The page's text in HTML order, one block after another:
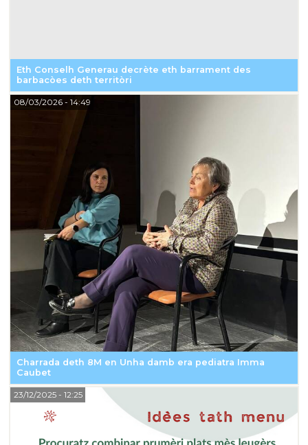
Eth Conselh Generau decrète eth barrament des
barbacòes deth territòri
Charrada deth 8M en Unha damb era pediatra Imma
Caubet
08/03/2026- 14:49
23/12/2025- 12:25